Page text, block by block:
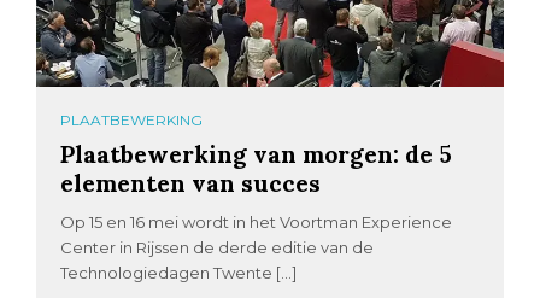
PLAATBEWERKING
Plaatbewerking van morgen: de 5
elementen van succes
Op 15 en 16 mei wordt in het Voortman Experience
Center in Rijssen de derde editie van de
Technologiedagen Twente […]